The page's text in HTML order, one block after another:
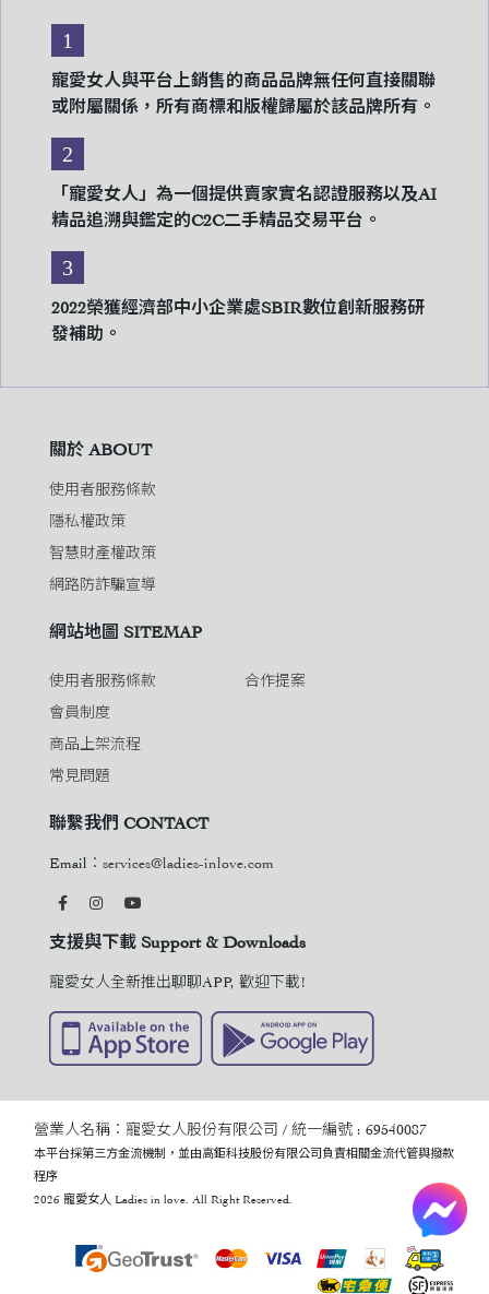
1
寵愛女人與平台上銷售的商品品牌無任何直接關聯
或附屬關係，所有商標和版權歸屬於該品牌所有。
2
「寵愛女人」為一個提供賣家實名認證服務以及AI
精品追溯與鑑定的C2C二手精品交易平台。
3
2022榮獲經濟部中小企業處SBIR數位創新服務研
發補助。
關於 ABOUT
使用者服務條款
隱私權政策
智慧財產權政策
網路防詐騙宣導
網站地圖 SITEMAP
使用者服務條款
會員制度
商品上架流程
常見問題
合作提案
聯繫我們 CONTACT
Email： services@ladies-inlove.com
支援與下載 Support & Downloads
寵愛女人全新推出聊聊APP, 歡迎下載!
營業人名稱：寵愛女人股份有限公司 / 統一編號 : 69540087
本平台採第三方金流機制，並由高鉅科技股份有限公司負責相關金流代管與撥款
程序
2026 寵愛女人 Ladies in love. All Right Reserved.